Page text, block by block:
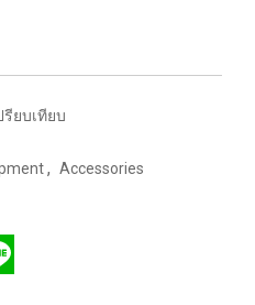
รียบเทียบ
, Accessories